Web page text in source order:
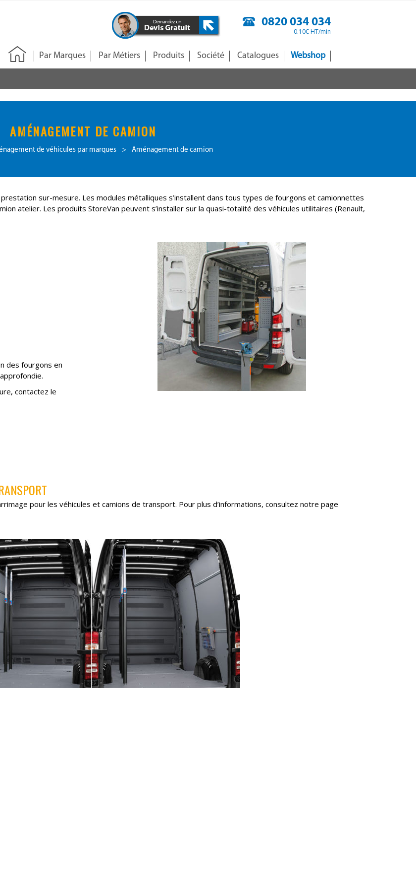
0820 034 034
0.10€ HT/min
Par Marques Par Métiers Produits Société Catalogues Webshop
AMÉNAGEMENT DE CAMION
de véhicules par marques > Aménagement de camion
prestation sur-mesure. Les modules métalliques s’installent dans tous types de fourgons et camionnettes
atelier. Les produits StoreVan peuvent s’installer sur la quasi-totalité des véhicules utilitaires (Renault,
des fourgons en
contactez le
pour les véhicules et camions de transport. Pour plus d’informations, consultez notre page